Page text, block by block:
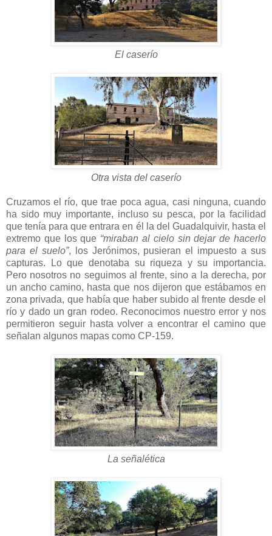
El caserío
Otra vista del caserío
Cruzamos el río, que trae poca agua, casi ninguna, cuando
ha sido muy importante, incluso su pesca, por la facilidad
que tenía para que entrara en él la del Guadalquivir, hasta el
extremo que los que “miraban al cielo sin dejar de hacerlo
para el suelo”, los Jerónimos, pusieran el impuesto a sus
capturas. Lo que denotaba su riqueza y su importancia.
Pero nosotros no seguimos al frente, sino a la derecha, por
un ancho camino, hasta que nos dijeron que estábamos en
zona privada, que había que haber subido al frente desde el
río y dado un gran rodeo. Reconocimos nuestro error y nos
permitieron seguir hasta volver a encontrar el camino que
señalan algunos mapas como CP-159.
La señalética